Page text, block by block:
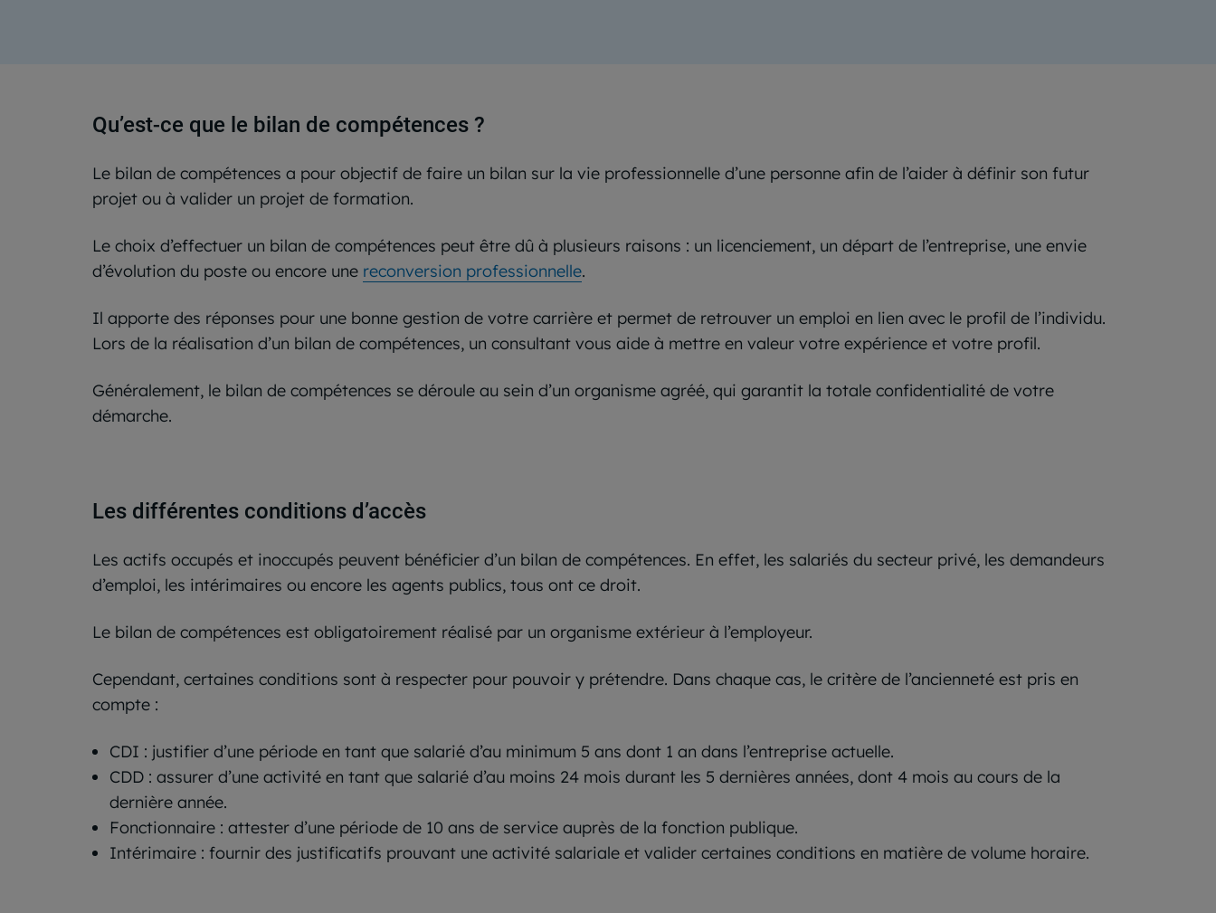
Qu’est-ce que le bilan de compétences ?
Le bilan de compétences a pour objectif de faire un bilan sur la vie professionnelle d’une personne afin de l’aider à définir son futur
projet ou à valider un projet de formation.
Le choix d’effectuer un bilan de compétences peut être dû à plusieurs raisons : un licenciement, un départ de l’entreprise, une envie
d’évolution du poste ou encore une reconversion professionnelle.
Il apporte des réponses pour une bonne gestion de votre carrière et permet de retrouver un emploi en lien avec le profil de l’individu.
Lors de la réalisation d’un bilan de compétences, un consultant vous aide à mettre en valeur votre expérience et votre profil.
Généralement, le bilan de compétences se déroule au sein d’un organisme agréé, qui garantit la totale confidentialité de votre
démarche.
Les différentes conditions d’accès
Les actifs occupés et inoccupés peuvent bénéficier d’un bilan de compétences. En effet, les salariés du secteur privé, les demandeurs
d’emploi, les intérimaires ou encore les agents publics, tous ont ce droit.
Le bilan de compétences est obligatoirement réalisé par un organisme extérieur à l’employeur.
Cependant, certaines conditions sont à respecter pour pouvoir y prétendre. Dans chaque cas, le critère de l’ancienneté est pris en
compte :
CDI : justifier d’une période en tant que salarié d’au minimum 5 ans dont 1 an dans l’entreprise actuelle.
CDD : assurer d’une activité en tant que salarié d’au moins 24 mois durant les 5 dernières années, dont 4 mois au cours de la
dernière année.
Fonctionnaire : attester d’une période de 10 ans de service auprès de la fonction publique.
Intérimaire : fournir des justificatifs prouvant une activité salariale et valider certaines conditions en matière de volume horaire.